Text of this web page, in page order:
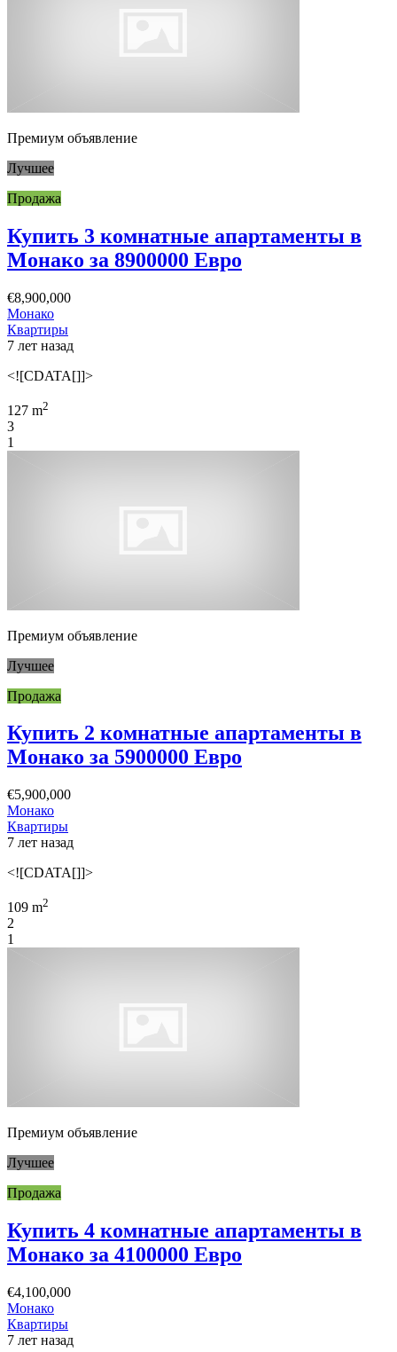
Премиум объявление
Лучшее
Продажа
Купить 3 комнатные апартаменты в
Монако за 8900000 Евро
€8,900,000
Монако
Квартиры
7 лет назад
<![CDATA[]]>
127 m2
3
1
Премиум объявление
Лучшее
Продажа
Купить 2 комнатные апартаменты в
Монако за 5900000 Евро
€5,900,000
Монако
Квартиры
7 лет назад
<![CDATA[]]>
109 m2
2
1
Премиум объявление
Лучшее
Продажа
Купить 4 комнатные апартаменты в
Монако за 4100000 Евро
€4,100,000
Монако
Квартиры
7 лет назад